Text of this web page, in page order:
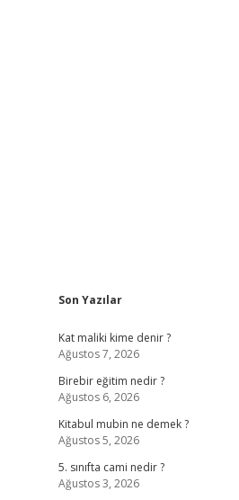
Sidebar
Son Yazılar
Kat maliki kime denir ?
Ağustos 7, 2026
Birebir eğitim nedir ?
Ağustos 6, 2026
Kitabul mubin ne demek ?
Ağustos 5, 2026
5. sınıfta cami nedir ?
Ağustos 3, 2026
https://betci.co/